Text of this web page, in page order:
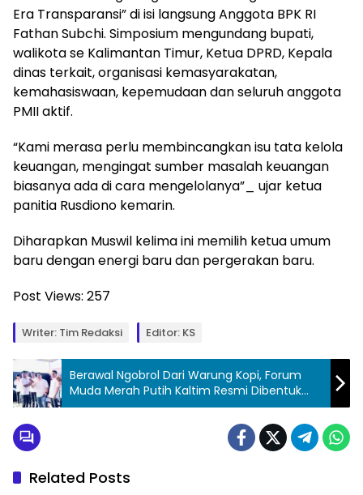
Era Transparansi” di isi langsung Anggota BPK RI
Fathan Subchi. Simposium mengundang bupati,
walikota se Kalimantan Timur, Ketua DPRD, Kepala
dinas terkait, organisasi kemasyarakatan,
kemahasiswaan, kepemudaan dan seluruh anggota
PMII aktif.
“Kami merasa perlu membincangkan isu tata kelola
keuangan, mengingat sumber masalah keuangan
biasanya ada di cara mengelolanya”_ ujar ketua
panitia Rusdiono kemarin.
Diharapkan Muswil kelima ini memilih ketua umum
baru dengan energi baru dan pergerakan baru.
Post Views: 257
Writer: Tim Redaksi Editor: KS
Berawal Ngobrol Dari Warung Kopi, Forum
Muda Merah Putih Kaltim Resmi Dibentuk
Lahir untuk Bangsa
Related Posts